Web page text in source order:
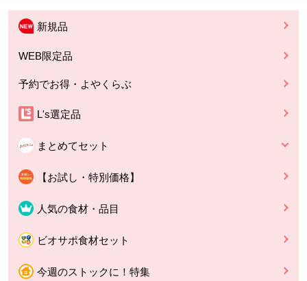
新規品
WEB限定品
予約でお得・よやくらぶ
L's選定品
まとめてセット
【お試し・特別価格】
人気の食材・品目
ビオサポ食材セット
今週のストックに！特集